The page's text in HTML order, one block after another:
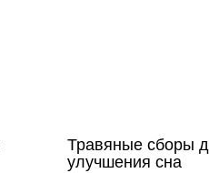
Травяные сборы
улучшения сна